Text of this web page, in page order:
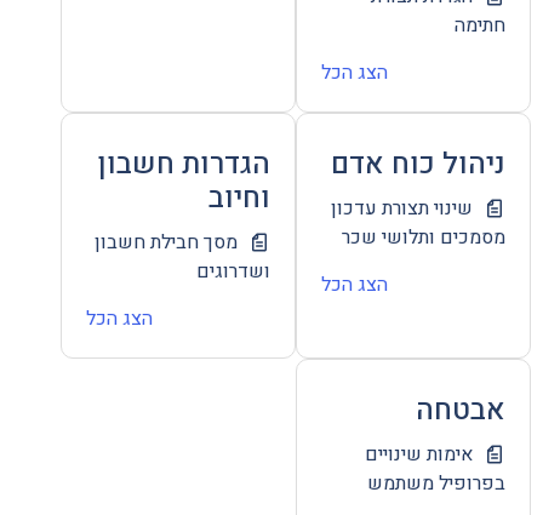
חתימה
הצג הכל
ניהול כוח אדם
שינוי תצורת עדכון
מסמכים ותלושי שכר
הצג הכל
הגדרות חשבון
וחיוב
מסך חבילת חשבון
ושדרוגים
הצג הכל
אבטחה
אימות שינויים
בפרופיל משתמש